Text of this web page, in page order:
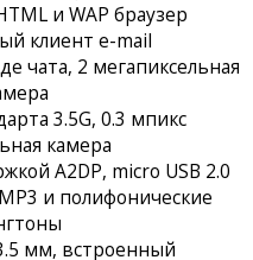
и WAP браузер
клиент e-mail
чата, 2 мегапиксельная
3.5G, 0.3 мпикс
камера
A2DP, micro USB 2.0
и полифонические
мм, встроенный